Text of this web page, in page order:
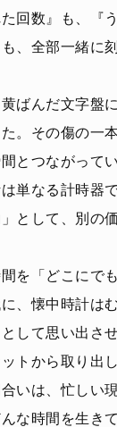
回数』も、『
、全部一緒に
ばんだ文字盤
。その傷の一
とつながって
単なる計時器
として、別の
を「どこにで
、懐中時計は
として思い出さ
トから取り出
いは、忙しい
な時間を生き